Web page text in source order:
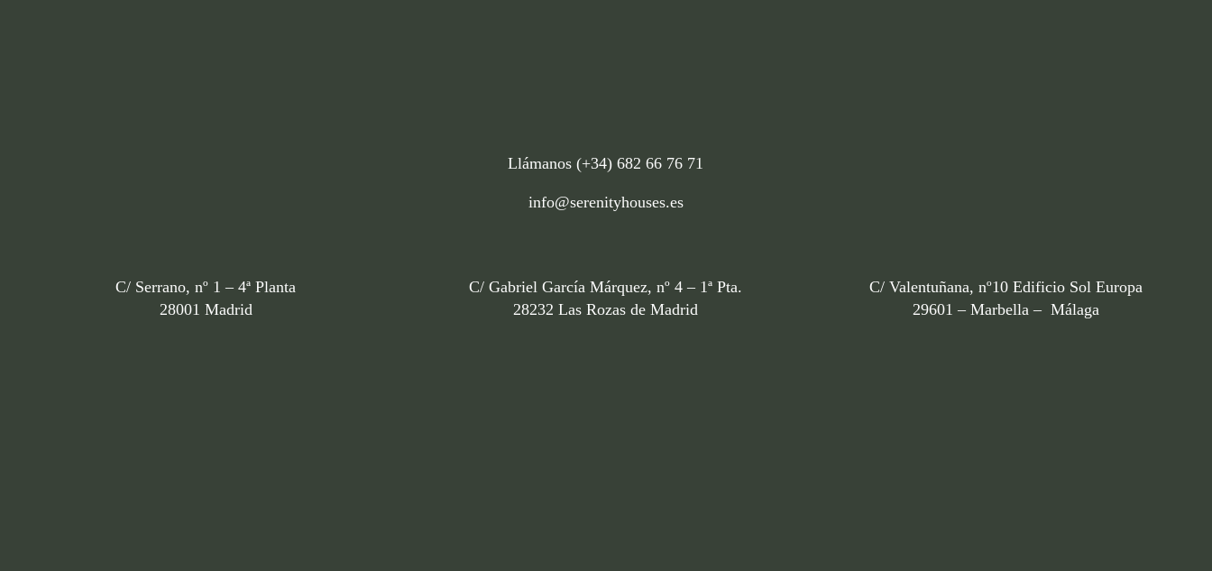
Llámanos (+34) 682 66 76 71
info@serenityhouses.es
C/ Serrano, nº 1 – 4ª Planta
28001 Madrid
C/ Gabriel García Márquez, nº 4 – 1ª Pta.
28232 Las Rozas de Madrid
C/ Valentuñana, nº10 Edificio Sol Europa
29601 – Marbella – Málaga